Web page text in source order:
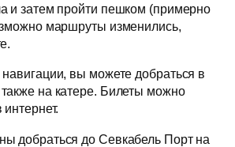
и затем пройти пешком (примерно
маршруты изменились,
вы можете добраться в
на катере. Билеты можно
добраться до Севкабель Порт на